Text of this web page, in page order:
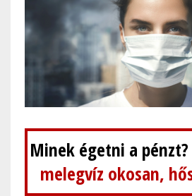
Minek égetni a pénzt?
melegvíz okosan,